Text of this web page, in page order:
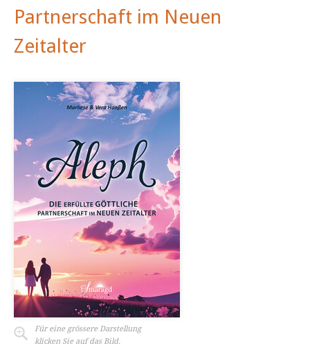
Partnerschaft im Neuen
Zeitalter
Für eine grössere Darstellung
klicken Sie auf das Bild.